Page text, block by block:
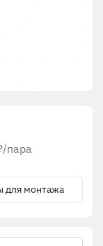
/пара
для монтажа